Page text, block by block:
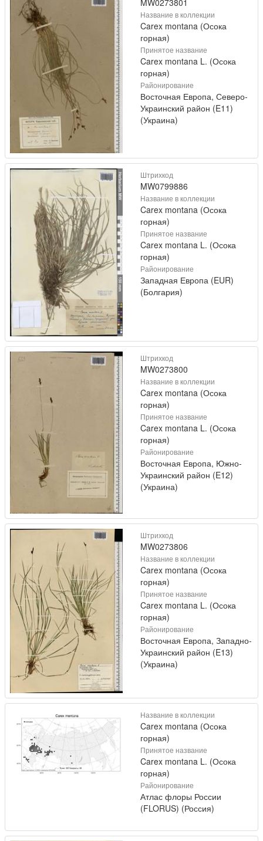
MW0273801
Название в коллекции
Carex montana (Осока
горная)
Принятое название
Carex montana L. (Осока
горная)
Районирование
Восточная Европа, Северо-
Украинский район (E11)
(Украина)
Штрихкод
MW0799886
Название в коллекции
Carex montana (Осока
горная)
Принятое название
Carex montana L. (Осока
горная)
Районирование
Западная Европа (EUR)
(Болгария)
Штрихкод
MW0273800
Название в коллекции
Carex montana (Осока
горная)
Принятое название
Carex montana L. (Осока
горная)
Районирование
Восточная Европа, Южно-
Украинский район (E12)
(Украина)
Штрихкод
MW0273806
Название в коллекции
Carex montana (Осока
горная)
Принятое название
Carex montana L. (Осока
горная)
Районирование
Восточная Европа, Западно-
Украинский район (E13)
(Украина)
Название в коллекции
Carex montana (Осока
горная)
Принятое название
Carex montana L. (Осока
горная)
Районирование
Атлас флоры России
(FLORUS) (Россия)